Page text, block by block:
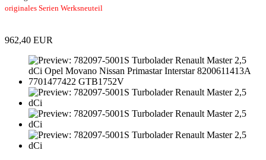
originales Serien Werksneuteil
962,40 EUR